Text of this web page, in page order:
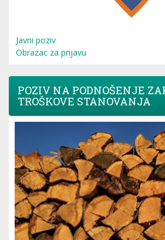
Javni poziv
Obrazac za prijavu
POZIV NA PODNOŠENJE
TROŠKOVE STANOVANJA